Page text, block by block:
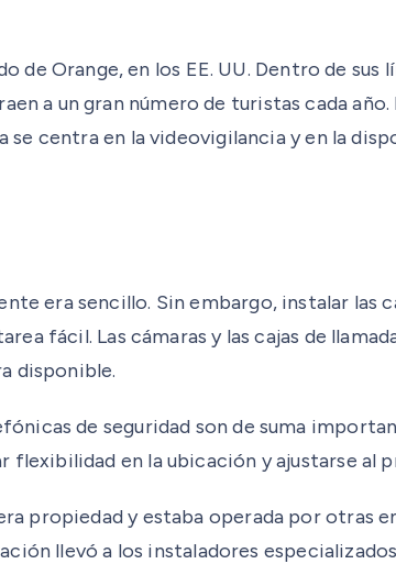
de Orange, en los EE. UU. Dentro de
a un gran número de turistas cada
centra en la videovigilancia y en la
era sencillo. Sin embargo, instalar las
fácil. Las cámaras y las cajas de
disponible.
de seguridad son de suma
en la ubicación y ajustarse al
propiedad y estaba operada por otras
llevó a los instaladores